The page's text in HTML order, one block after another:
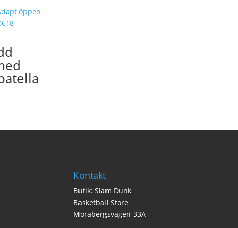
Kontakt
Butik: Slam Dunk
Basketball Store
Morabergsvägen 33A